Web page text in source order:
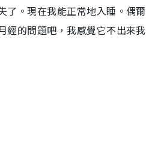
了。現在我能正常地入睡。偶爾
經的問題吧，我感覺它不出來我